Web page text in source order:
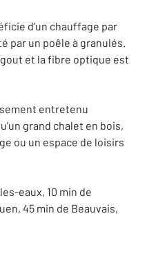
d'un chauffage par
par un poêle à granulés.
et la fibre optique est
entretenu
grand chalet en bois,
ou un espace de loisirs
eaux, 10 min de
45 min de Beauvais,